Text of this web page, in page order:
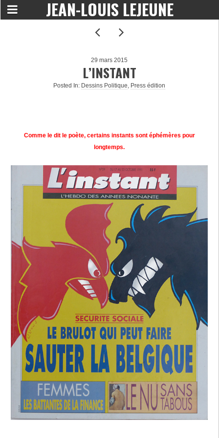
JEAN-LOUIS LEJEUNE
29 mars 2015
L’INSTANT
Posted In: Dessins Politique, Press édition
Comme le dit le poète, certains instants sont éphémères pour
longtemps.